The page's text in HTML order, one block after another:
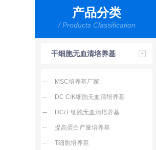
产品分类
/ Products Classification
干细胞无血清培养基
MSC培养基厂家
DC CIK细胞无血清培养基
DC/T 细胞无血清培养基
提高蛋白产量培养基
T细胞培养基